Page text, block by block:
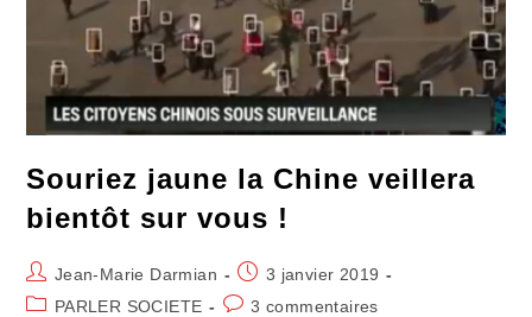
Souriez jaune la Chine veillera
bientôt sur vous !
Auteur/autrice
de
Jean-Marie Darmian
Publication
publiée :
3 janvier 2019
PostPARLER SOCIETE
Commentaires
3 commentaires